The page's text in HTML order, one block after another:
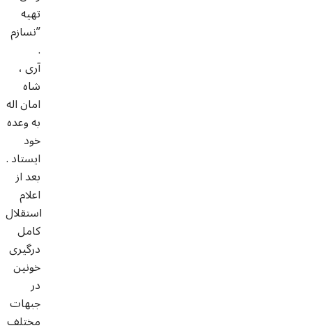
تهيه
نسازم”
.
آری ،
شاه
امان اله
به وعده
خود
ایستاد .
بعد از
اعلام
استقلال
کامل
درگیری
خونین
در
جبهات
مختلف